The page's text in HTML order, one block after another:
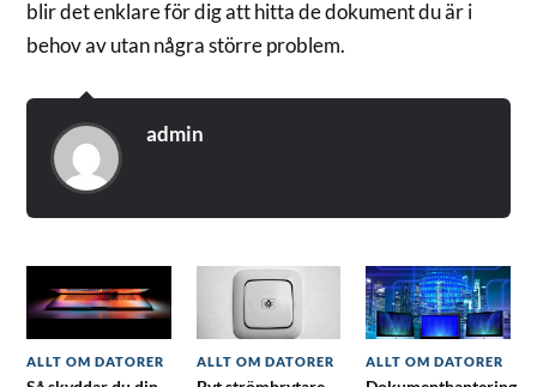
blir det enklare för dig att hitta de dokument du är i
behov av utan några större problem.
admin
ALLT OM DATORER ALLT OM DATORER ALLT OM DATORER